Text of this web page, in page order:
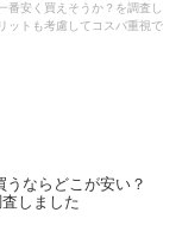
番安く買えそうか？を調査し
ットも考慮してコスパ重視で
うならどこが安い？
しました